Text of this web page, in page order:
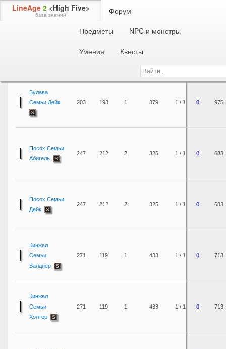
LineAge 2 <High Five>
база знаний
Форум
Предметы
NPC и монстры
Умения
Квесты
Территориальное оружие
атаки
SpS
MP Вес
Булава
Семьи Дейк
203 193 1 379 1 / 1 0 975
Посох Семьи
Абигель
247 212 2 325 1 / 1 0 683
Посох Семьи
Дейк
247 212 2 325 1 / 1 0 683
Кинжал
Семьи
Валднер
271 119 1 433 1 / 1 0 713
Кинжал
Семьи
Холтер
271 119 1 433 1 / 1 0 713